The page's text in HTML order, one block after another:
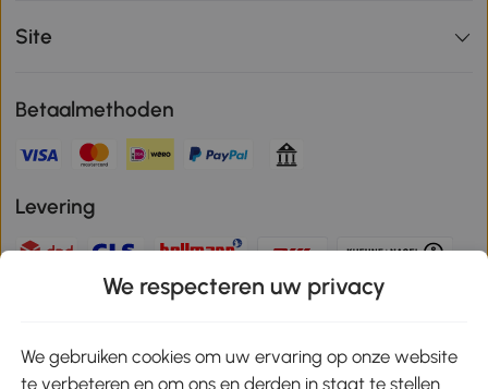
Site
Betaalmethoden
Levering
We respecteren uw privacy
We gebruiken cookies om uw ervaring op onze website
te verbeteren en om ons en derden in staat te stellen